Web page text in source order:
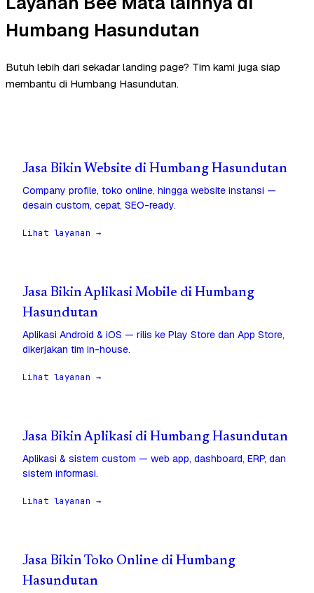
Humbang Hasundutan
Butuh lebih dari sekadar landing page? Tim kami juga siap
membantu di Humbang Hasundutan.
Jasa Bikin Website di Humbang Hasundutan
Company profile, toko online, hingga website instansi —
desain custom, cepat, SEO-ready.
Lihat layanan →
Jasa Bikin Aplikasi Mobile di Humbang
Hasundutan
Aplikasi Android & iOS — rilis ke Play Store dan App Store,
dikerjakan tim in-house.
Lihat layanan →
Jasa Bikin Aplikasi di Humbang Hasundutan
Aplikasi & sistem custom — web app, dashboard, ERP, dan
sistem informasi.
Lihat layanan →
Jasa Bikin Toko Online di Humbang
Hasundutan